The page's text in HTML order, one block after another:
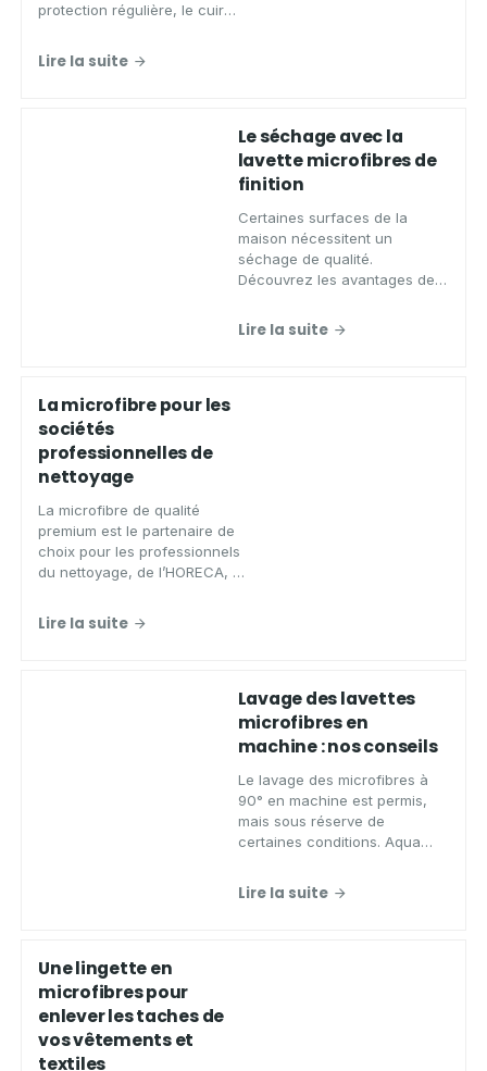
protection régulière, le cuir
craquèle.
Lire la suite
Le séchage avec la
lavette microfibres de
finition
Certaines surfaces de la
maison nécessitent un
séchage de qualité.
Découvrez les avantages de
microfibres multi-usages avec
Lire la suite
La microfibre pour les
sociétés
professionnelles de
nettoyage
La microfibre de qualité
premium est le partenaire de
choix pour les professionnels
du nettoyage, de l’HORECA, et
avantages ci-après.
Lire la suite
Lavage des lavettes
microfibres en
machine : nos conseils
Le lavage des microfibres à
90° en machine est permis,
mais sous réserve de
certaines conditions. Aqua
Lire la suite
Une lingette en
microfibres pour
enlever les taches de
vos vêtements et
textiles